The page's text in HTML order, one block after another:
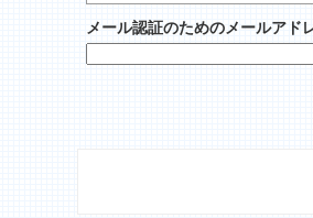
メール認証のためのメールアド